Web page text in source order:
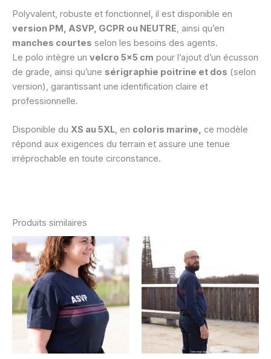
Polyvalent, robuste et fonctionnel, il est disponible en
version PM, ASVP, GCPR ou NEUTRE, ainsi qu’en
manches courtes selon les besoins des agents.
Le polo intègre un velcro 5×5 cm pour l’ajout d’un écusson
de grade, ainsi qu’une sérigraphie poitrine et dos (selon
version), garantissant une identification claire et
professionnelle.
Disponible du XS au 5XL, en coloris marine, ce modèle
répond aux exigences du terrain et assure une tenue
irréprochable en toute circonstance.
Produits similaires